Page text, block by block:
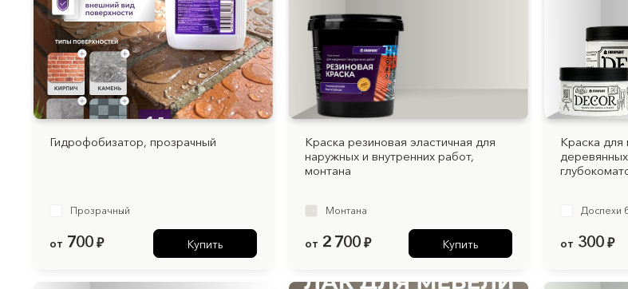
Гидрофобизатор, прозрачный
Прозрачный
от 700 ₽ Купить
Краска резиновая эластичная для
наружных и внутренних работ,
монтана
Монтана
от 2 700 ₽ Купить
Краска
Доспехи
от 300 ₽